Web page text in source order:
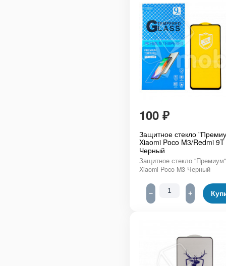
100 ₽
Защитное стекло
Xiaomi Poco M3/Redmi 9T
Черный
Защитное стекло
Xiaomi Poco M3 Черный
− +